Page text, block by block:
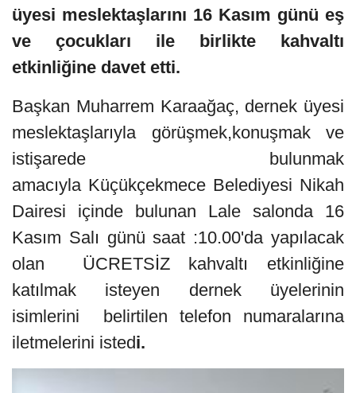
üyesi meslektaşlarını 16 Kasım günü eş
ve çocukları ile birlikte kahvaltı
etkinliğine davet etti.
Başkan Muharrem Karaağaç, dernek üyesi
meslektaşlarıyla görüşmek,konuşmak ve
istişarede bulunmak
amacıyla Küçükçekmece Belediyesi Nikah
Dairesi içinde bulunan Lale salonda 16
Kasım Salı günü saat :10.00'da yapılacak
olan ÜCRETSİZ kahvaltı etkinliğine
katılmak isteyen dernek üyelerinin
isimlerini belirtilen telefon numaralarına
iletmelerini istedi.